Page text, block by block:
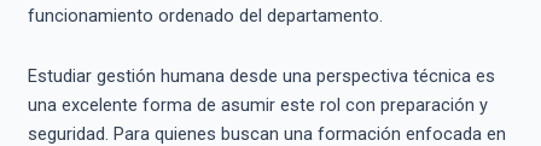
funcionamiento ordenado del departamento.
Estudiar gestión humana desde una perspectiva técnica es
una excelente forma de asumir este rol con preparación y
seguridad. Para quienes buscan una formación enfocada en